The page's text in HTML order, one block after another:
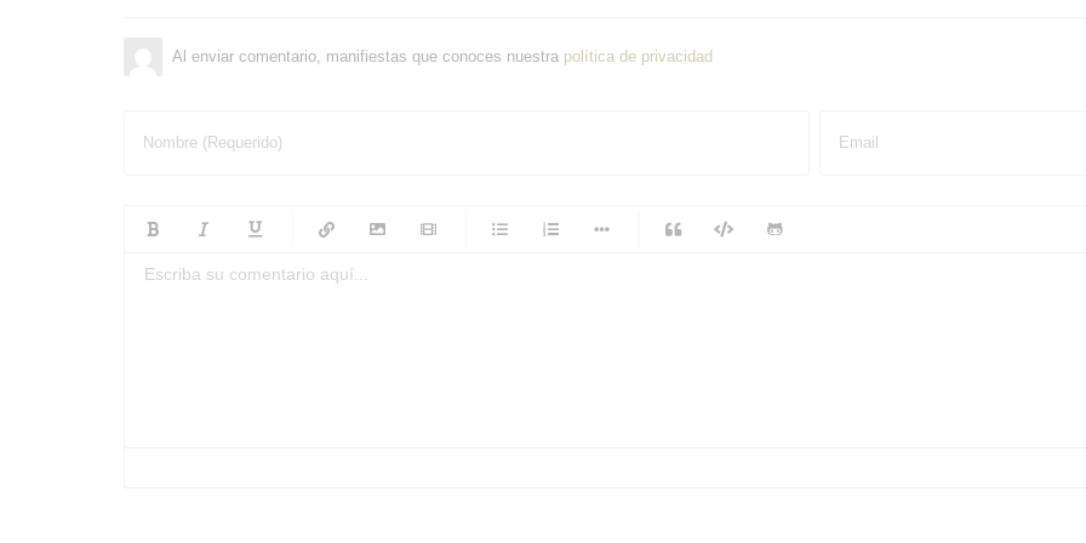
Al enviar comentario, manifiestas que conoces nuestra política de privacidad
Nombre (Requerido) Email
-